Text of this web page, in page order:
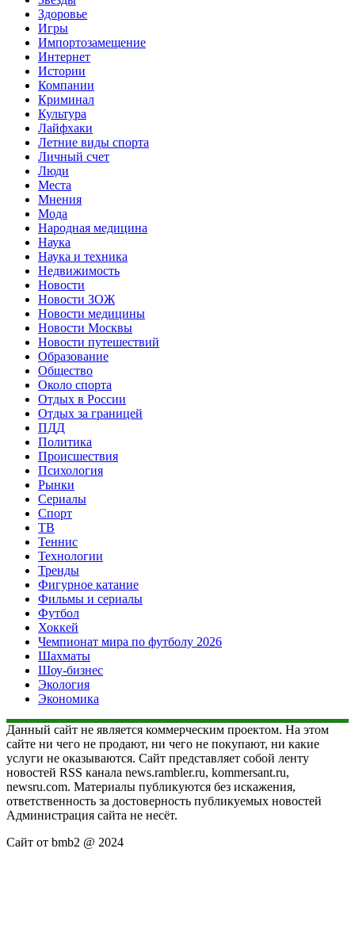
Здоровье
Игры
Импортозамещение
Интернет
Истории
Компании
Криминал
Культура
Лайфхаки
Летние виды спорта
Личный счет
Люди
Места
Мнения
Мода
Народная медицина
Наука
Наука и техника
Недвижимость
Новости
Новости ЗОЖ
Новости медицины
Новости Москвы
Новости путешествий
Образование
Общество
Около спорта
Отдых в России
Отдых за границей
ПДД
Политика
Происшествия
Психология
Рынки
Сериалы
Спорт
ТВ
Теннис
Технологии
Тренды
Фигурное катание
Фильмы и сериалы
Футбол
Хоккей
Чемпионат мира по футболу 2026
Шахматы
Шоу-бизнес
Экология
Экономика
Данный сайт не является коммерческим проектом. На этом
сайте ни чего не продают, ни чего не покупают, ни какие
услуги не оказываются. Сайт представляет собой ленту
новостей RSS канала news.rambler.ru, kommersant.ru,
newsru.com. Материалы публикуются без искажения,
ответственность за достоверность публикуемых новостей
Администрация сайта не несёт.
Сайт от bmb2 @ 2024